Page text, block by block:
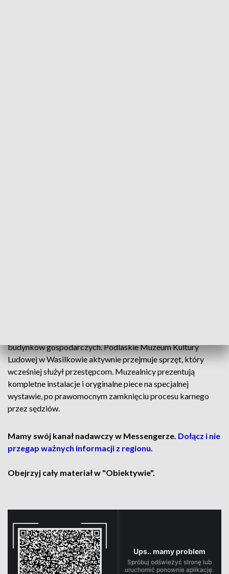
budynków gospodarczych. Podlaskie Muzeum Kultury
Ludowej w Wasilkowie aktywnie przejmuje sprzęt, który
wcześniej służył przestępcom. Muzealnicy prezentują
kompletne instalacje i oryginalne piece na specjalnej
wystawie, po prawomocnym zamknięciu procesu karnego
przez sędziów.
Mamy swój kanał nadawczy w Messengerze. Dołącz i nie
przegap ważnych informacji z regionu.
Obejrzyj cały materiał w "Obiektywie".